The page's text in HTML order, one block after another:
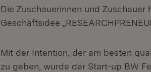
Die Zuschauerinnen und
Geschäftsidee
Mit der Intention, der am besten
zu geben, wurde der Start-up BW